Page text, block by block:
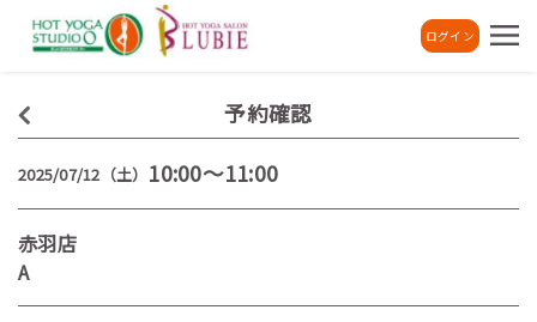
ログイン
予約確認
2025/07/12（土） 10:00～11:00
赤羽店
A